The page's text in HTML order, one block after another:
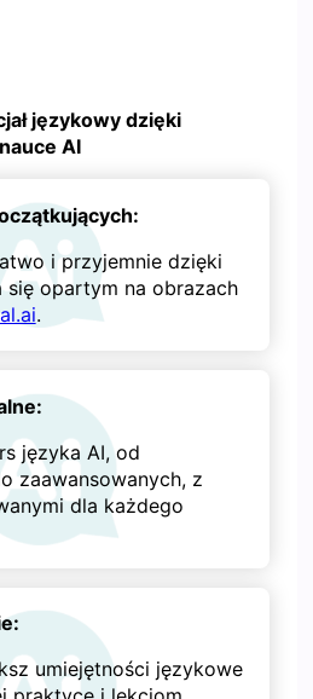
językowy dzięki
AI
i przyjemnie dzięki
się opartym na obrazach
.
języka AI, od
zaawansowanych, z
dla każdego
umiejętności językowe